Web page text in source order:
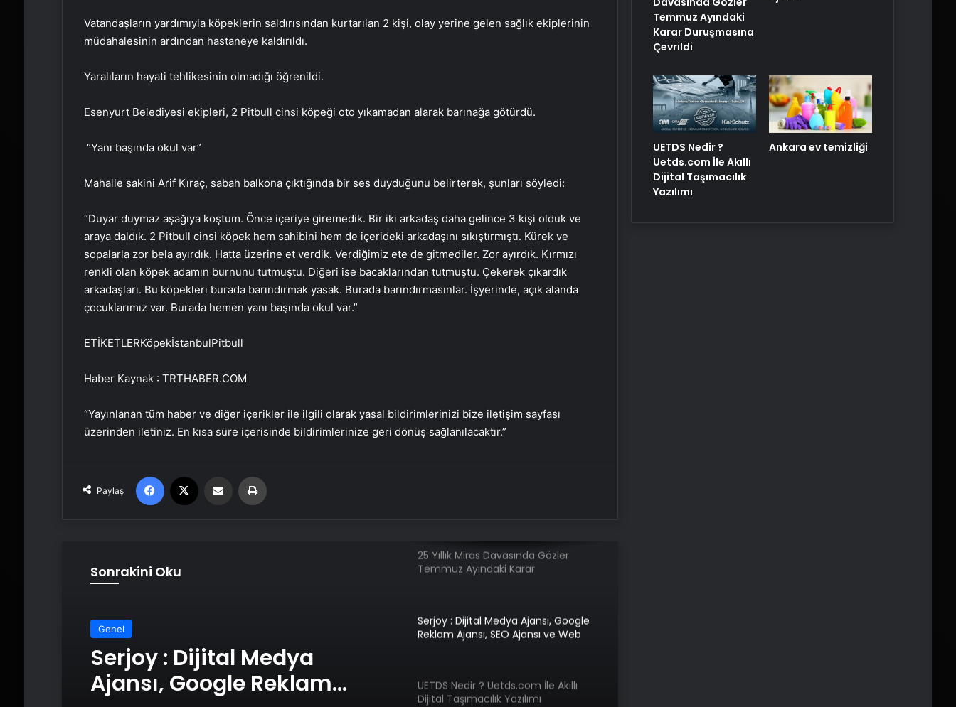
Vatandaşların yardımıyla köpeklerin saldırısından kurtarılan 2 kişi, olay yerine gelen sağlık ekiplerinin
müdahalesinin ardından hastaneye kaldırıldı.
Yaralıların hayati tehlikesinin olmadığı öğrenildi.
Esenyurt Belediyesi ekipleri, 2 Pitbull cinsi köpeği oto yıkamadan alarak barınağa götürdü.
“Yanı başında okul var”
Mahalle sakini Arif Kıraç, sabah balkona çıktığında bir ses duyduğunu belirterek, şunları söyledi:
“Duyar duymaz aşağıya koştum. Önce içeriye giremedik. Bir iki arkadaş daha gelince 3 kişi olduk ve
araya daldık. 2 Pitbull cinsi köpek hem sahibini hem de içerideki arkadaşını sıkıştırmıştı. Kürek ve
sopalarla zor bela ayırdık. Hatta üzerine et verdik. Verdiğimiz ete de gitmediler. Zor ayırdık. Kırmızı
renkli olan köpek adamın burnunu tutmuştu. Diğeri ise bacaklarından tutmuştu. Çekerek çıkardık
arkadaşları. Bu köpekleri burada barındırmak yasak. Burada barındırmasınlar. İşyerinde, açık alanda
çocuklarımız var. Burada hemen yanı başında okul var.”
ETİKETLERKöpekİstanbulPitbull
Haber Kaynak : TRTHABER.COM
“Yayınlanan tüm haber ve diğer içerikler ile ilgili olarak yasal bildirimlerinizi bize iletişim sayfası
üzerinden iletiniz. En kısa süre içerisinde bildirimlerinize geri dönüş sağlanılacaktır.”
Paylaş
Facebook Email'den paylaş
Sonrakini Oku
Genel
Serjoy : Dijital Medya
Ajansı, Google Reklam
Fiziksel sunucu
Bigo Elmas Bayi – Güvenli, Hızlı ve
Uygun Fiyatlı Elmas Satın Almanın
Yeni Adresi
Datahost İle Güvenilir Sunucu
Aloe VeraFaydaları Nelerdir? Aloe
Vera Çiçeği Ve Bitkisi Ne İşe Yarar,
25 Yıllık Miras Davasında Gözler
Temmuz Ayındaki Karar
Serjoy : Dijital Medya Ajansı, Google
Reklam Ajansı, SEO Ajansı ve Web
UETDS Nedir ? Uetds.com İle Akıllı
Dijital Taşımacılık Yazılımı
Temmuz Ayındaki
Karar Duruşmasına
Çevrildi
UETDS Nedir ?
Uetds.com İle Akıllı
Dijital Taşımacılık
Yazılımı
Ankara ev temizliği